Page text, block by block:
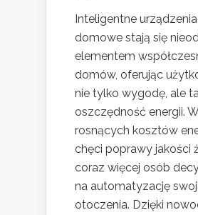
Inteligentne urządzenia
domowe stają się
elementem
domów, oferując
nie tylko wygodę, ale
oszczędność energii.
rosnących kosztów
chęci poprawy jakości
coraz więcej osób
na automatyzację
otoczenia. Dzięki